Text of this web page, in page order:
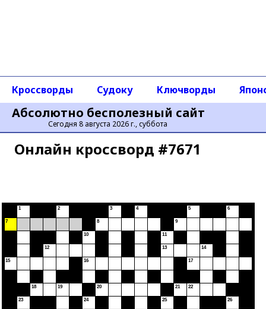
Абсолютно бесполезный сайт
Сегодня 8 августа 2026 г., суббота
Кроссворды Судоку Ключворды
Онлайн кроссворд #7671
7
15
1
23
18
12
2
19
10
16
24
8
20
3 4
11
13
25
9
21
5
17
22
14
6
26